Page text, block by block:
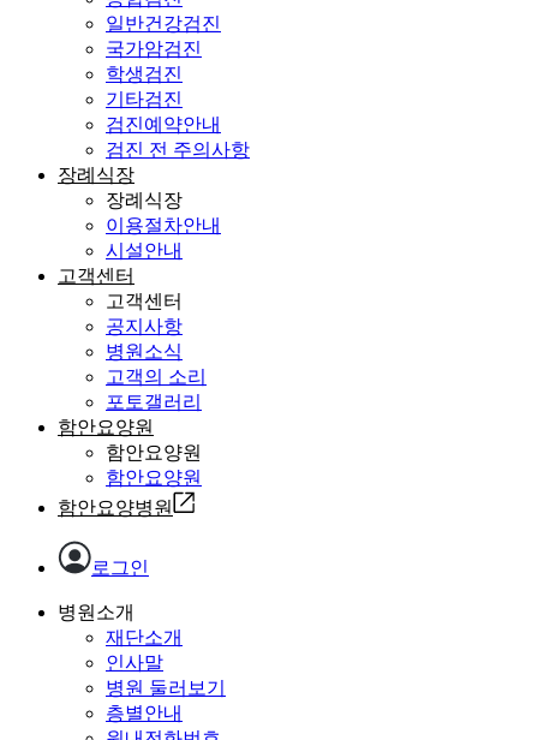
일반건강검진
국가암검진
학생검진
기타검진
검진예약안내
검진 전 주의사항
장례식장
장례식장
이용절차안내
시설안내
고객센터
고객센터
공지사항
병원소식
고객의 소리
포토갤러리
함안요양원
함안요양원
함안요양원
함안요양병원
로그인
병원소개
재단소개
인사말
병원 둘러보기
층별안내